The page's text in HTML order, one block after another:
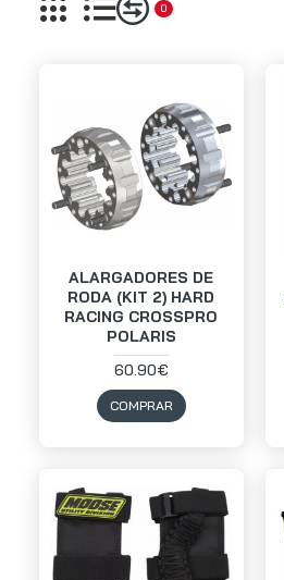
0
ALARGADORES DE
RODA (KIT 2) HARD
RACING CROSSPRO
POLARIS
60.90€
COMPRAR